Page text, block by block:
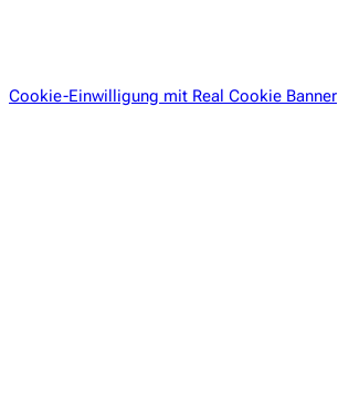
Cookie-Einwilligung mit Real Cookie Banner